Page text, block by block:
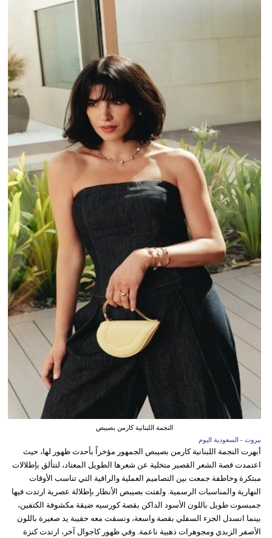
النجمة اللبنانية كارمن بصيبص
بيروت - السعودية اليوم
أبهرت النجمة اللبنانية كارمن بصيبص الجمهور مؤخراً بأحدث ظهور لها، حيث
اعتمدت قصة الشعر القصير متخلية عن شعرها الطويل المعتاد، لتتألق بإطلالات
مبتكرة وخاطفة جمعت بين التصاميم العملية والراقية التي تناسب الأوقات
النهارية والمناسبات الرسمية. ولفتت بصيبص الأنظار بإطلالة عصرية ارتدت فيها
جمبسوت طويل باللون الأسود الداكن بقصة كورسيه ضيقة مكشوفة الكتفين،
بينما انسدل الجزء السفلي بقصة واسعة، ونسقت معه حقيبة يد صغيرة باللون
الأصفر الزبدي ومجوهرات ذهبية ناعمة. وفي ظهور كاجوال آخر، ارتدت كنزة